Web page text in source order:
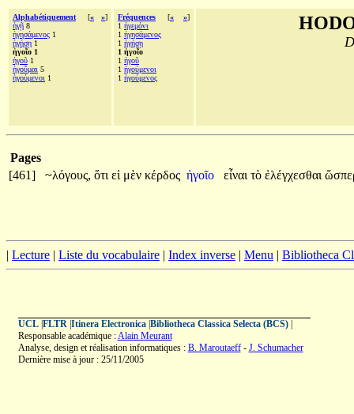
Alphabétiquement [« »]
ἡγῇ 8
ἡγησάμενος 1
ἡγήσῃ 1
ἡγοῖο 1
ἡγοῦ 1
ἡγοῦμαι 5
ἡγούμενοι 1
Fréquences [« »]
1 ἡγεμόνι
1 ἡγησάμενος
1 ἡγήσῃ
1 ἡγοῖο
1 ἡγοῦ
1 ἡγούμενοι
1 ἡγούμενος
Pages
[461]
~λόγους, ὅτι εἰ μὲν κέρδος ἡγοῖο εἶναι τὸ ἐλέγχεσθαι
| Lecture | Liste du vocabulaire | Index inverse | Menu | Bibliotheca
UCL| FLTR| Itinera Electronica| Bibliotheca Classica Selecta (BCS)|
Responsable académique :Alain Meurant
Analyse, design et réalisation informatiques : B. Maroutaeff- J. Schumacher
Dernière mise à jour : 25/11/2005